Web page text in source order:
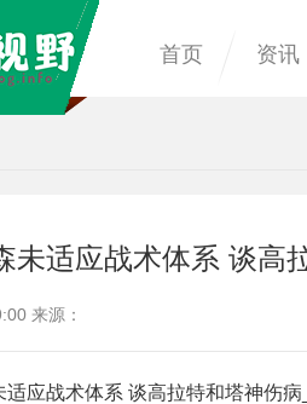
首页 资讯
未适应战术体系 谈高
来源：
适应战术体系 谈高拉特和塔神伤